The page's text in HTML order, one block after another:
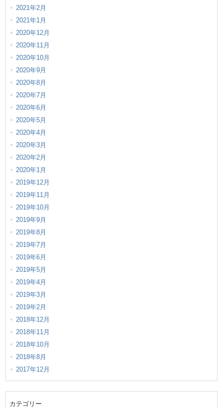
2021年2月
2021年1月
2020年12月
2020年11月
2020年10月
2020年9月
2020年8月
2020年7月
2020年6月
2020年5月
2020年4月
2020年3月
2020年2月
2020年1月
2019年12月
2019年11月
2019年10月
2019年9月
2019年8月
2019年7月
2019年6月
2019年5月
2019年4月
2019年3月
2019年2月
2018年12月
2018年11月
2018年10月
2018年8月
2017年12月
カテゴリー